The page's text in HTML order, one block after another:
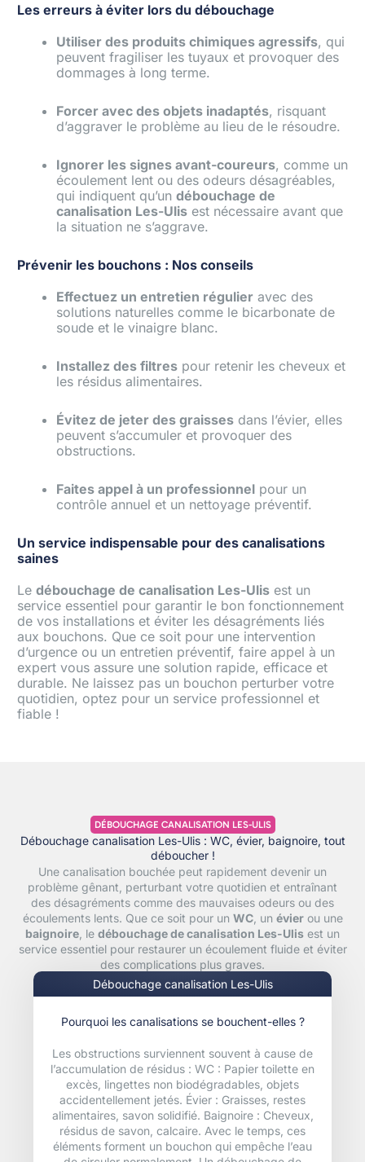
Les erreurs à éviter lors du débouchage
Utiliser des produits chimiques agressifs, qui
peuvent fragiliser les tuyaux et provoquer des
dommages à long terme.
Forcer avec des objets inadaptés, risquant
d’aggraver le problème au lieu de le résoudre.
Ignorer les signes avant-coureurs, comme un
écoulement lent ou des odeurs désagréables,
qui indiquent qu’un débouchage de
canalisation Les-Ulis est nécessaire avant que
la situation ne s’aggrave.
Prévenir les bouchons : Nos conseils
Effectuez un entretien régulier avec des
solutions naturelles comme le bicarbonate de
soude et le vinaigre blanc.
Installez des filtres pour retenir les cheveux et
les résidus alimentaires.
Évitez de jeter des graisses dans l’évier, elles
peuvent s’accumuler et provoquer des
obstructions.
Faites appel à un professionnel pour un
contrôle annuel et un nettoyage préventif.
Un service indispensable pour des canalisations
saines
Le débouchage de canalisation Les-Ulis est un
service essentiel pour garantir le bon fonctionnement
de vos installations et éviter les désagréments liés
aux bouchons. Que ce soit pour une intervention
d’urgence ou un entretien préventif, faire appel à un
expert vous assure une solution rapide, efficace et
durable. Ne laissez pas un bouchon perturber votre
quotidien, optez pour un service professionnel et
fiable !
DÉBOUCHAGE CANALISATION LES-ULIS
Débouchage canalisation Les-Ulis : WC, évier, baignoire, tout
déboucher !
Une canalisation bouchée peut rapidement devenir un
problème gênant, perturbant votre quotidien et entraînant
des désagréments comme des mauvaises odeurs ou des
écoulements lents. Que ce soit pour un WC, un évierou une
baignoire , le débouchage de canalisation Les-Ulis est un
service essentiel pour restaurer un écoulement fluide et éviter
des complications plus graves.
Débouchage canalisation Les-Ulis
Pourquoi les canalisations se bouchent-elles ?
Les obstructions surviennent souvent à cause de
l’accumulation de résidus : WC : Papier toilette en
excès, lingettes non biodégradables, objets
accidentellement jetés. Évier : Graisses, restes
alimentaires, savon solidifié. Baignoire : Cheveux,
résidus de savon, calcaire. Avec le temps, ces
éléments forment un bouchon qui empêche l’eau